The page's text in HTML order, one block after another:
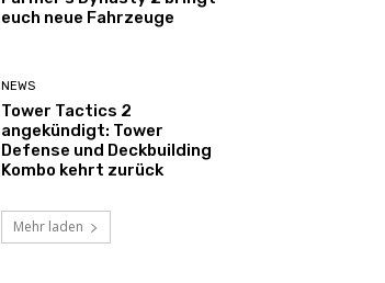
euch neue Fahrzeuge
NEWS
Tower Tactics 2
angekündigt: Tower
Defense und Deckbuilding
Kombo kehrt zurück
Mehr laden